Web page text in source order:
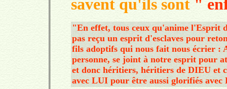
savent qu'ils sont "
"En effet, tous ceux qu'anime l'Esprit
pas reçu un esprit d'esclaves pour
fils adoptifs qui nous fait nous écrier
personne, se joint à notre esprit pour
et donc héritiers, héritiers de DIEU et
avec LUI pour être aussi glorifiés